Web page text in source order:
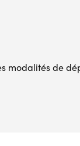
modalités de